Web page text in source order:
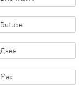
Rutube
Дзен
Max